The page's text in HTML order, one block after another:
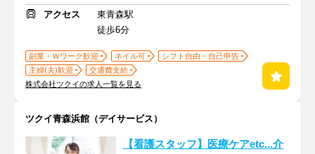
アクセス
東青森駅
徒歩6分
副業・Ｗワーク歓迎 ネイル可
シフト自由・自己申告
主婦(夫)歓迎
交通費支給
株式会社ツクイの求人一覧を見る
ツクイ青森浜館（デイサービス）
【看護スタッフ】医療ケアetc...介